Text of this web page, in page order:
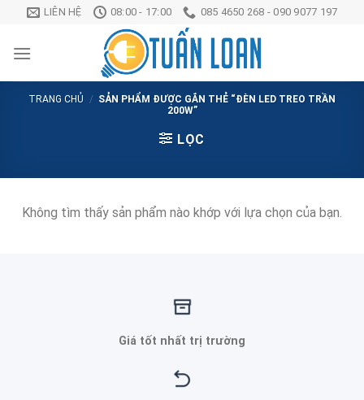
Chuyển
nội
LIÊN HỆ 08:00 - 17:00 085 4650 268 - 090 9077 197
TRANG CHỦ / SẢN PHẨM ĐƯỢC GẮN THẺ “ĐÈN LED TREO TRẦN
200W”
LỌC
Không tìm thấy sản phẩm nào khớp với lựa chọn của bạn.
Giá tốt nhất trị trường